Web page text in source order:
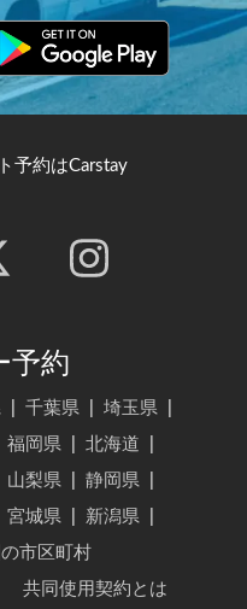
予約はCarstay
予約
千葉県 埼玉県
福岡県 北海道
山梨県 静岡県
宮城県 新潟県
市区町村
共同使用契約とは